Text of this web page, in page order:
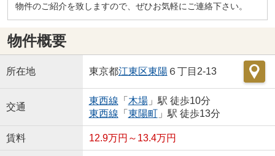
物件のご紹介を致しますので、ぜひお気軽にご連絡下さい。
物件概要
所在地 東京都江東区東陽６丁目2-13
交通
東西線 「 木場」駅 徒歩10分
東西線 「 東陽町」駅 徒歩13分
賃料 12.9万円～13.4万円